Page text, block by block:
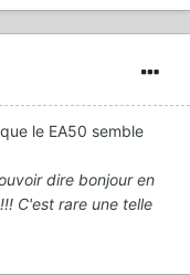
le EA50 semble
dire bonjour en
C'est rare une telle